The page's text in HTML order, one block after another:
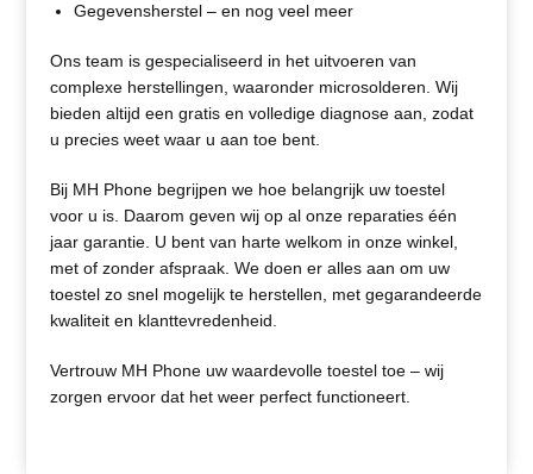
Gegevensherstel – en nog veel meer
Ons team is gespecialiseerd in het uitvoeren van
complexe herstellingen, waaronder microsolderen. Wij
bieden altijd een gratis en volledige diagnose aan, zodat
u precies weet waar u aan toe bent.
Bij MH Phone begrijpen we hoe belangrijk uw toestel
voor u is. Daarom geven wij op al onze reparaties één
jaar garantie. U bent van harte welkom in onze winkel,
met of zonder afspraak. We doen er alles aan om uw
toestel zo snel mogelijk te herstellen, met gegarandeerde
kwaliteit en klanttevredenheid.
Vertrouw MH Phone uw waardevolle toestel toe – wij
zorgen ervoor dat het weer perfect functioneert.